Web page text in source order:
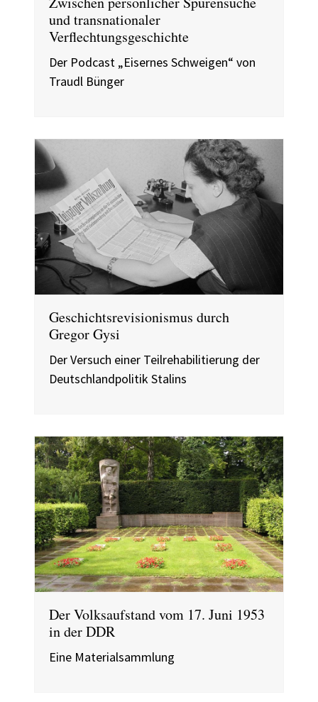
und transnationaler
Verflechtungsgeschichte
Der Podcast „Eisernes Schweigen“ von
Traudl Bünger
Geschichtsrevisionismus durch
Gregor Gysi
Der Versuch einer Teilrehabilitierung der
Deutschlandpolitik Stalins
Der Volksaufstand vom 17. Juni 1953
in der DDR
Eine Materialsammlung